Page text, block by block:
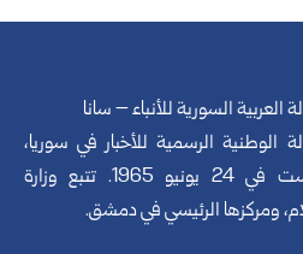
العربية السورية للأنباء – سانا
الوطنية الرسمية للأخبار في سوريا،
تأسست في 24 يونيو 1965. تتبع وزارة
ومركزها الرئيسي في دمشق.